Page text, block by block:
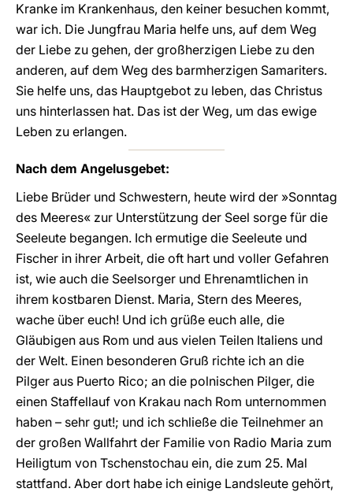
Kranke im Krankenhaus, den keiner besuchen kommt,
war ich. Die Jungfrau Maria helfe uns, auf dem Weg
der Liebe zu gehen, der großherzigen Liebe zu den
anderen, auf dem Weg des barmherzigen Samariters.
Sie helfe uns, das Hauptgebot zu leben, das Christus
uns hinterlassen hat. Das ist der Weg, um das ewige
Leben zu erlangen.
Nach dem Angelusgebet:
Liebe Brüder und Schwestern, heute wird der »Sonntag
des Meeres« zur Unterstützung der Seel sorge für die
Seeleute begangen. Ich ermutige die Seeleute und
Fischer in ihrer Arbeit, die oft hart und voller Gefahren
ist, wie auch die Seelsorger und Ehrenamtlichen in
ihrem kostbaren Dienst. Maria, Stern des Meeres,
wache über euch! Und ich grüße euch alle, die
Gläubigen aus Rom und aus vielen Teilen Italiens und
der Welt. Einen besonderen Gruß richte ich an die
Pilger aus Puerto Rico; an die polnischen Pilger, die
einen Staffellauf von Krakau nach Rom unternommen
haben – sehr gut!; und ich schließe die Teilnehmer an
der großen Wallfahrt der Familie von Radio Maria zum
Heiligtum von Tschenstochau ein, die zum 25. Mal
stattfand. Aber dort habe ich einige Landsleute gehört,